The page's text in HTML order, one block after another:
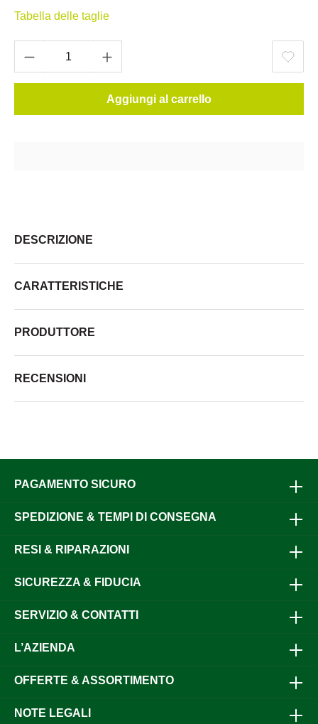
Tabella delle taglie
Aggiungi al carrello
DESCRIZIONE
CARATTERISTICHE
PRODUTTORE
RECENSIONI
PAGAMENTO SICURO
SPEDIZIONE & TEMPI DI CONSEGNA
RESI & RIPARAZIONI
SICUREZZA & FIDUCIA
SERVIZIO & CONTATTI
L’AZIENDA
OFFERTE & ASSORTIMENTO
NOTE LEGALI